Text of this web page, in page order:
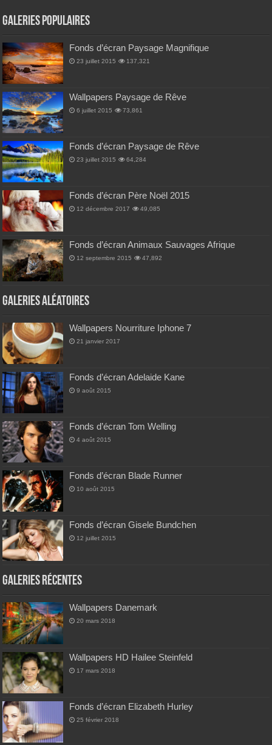
Galeries Populaires
Fonds d’écran Paysage Magnifique
23 juillet 2015 137,321
Wallpapers Paysage de Rêve
6 juillet 2015 73,861
Fonds d’écran Paysage de Rêve
23 juillet 2015 64,284
Fonds d’écran Père Noël 2015
12 décembre 2017 49,085
Fonds d’écran Animaux Sauvages Afrique
12 septembre 2015 47,892
Galeries Aléatoires
Wallpapers Nourriture Iphone 7
21 janvier 2017
Fonds d’écran Adelaide Kane
9 août 2015
Fonds d’écran Tom Welling
4 août 2015
Fonds d’écran Blade Runner
10 août 2015
Fonds d’écran Gisele Bundchen
12 juillet 2015
Galeries Récentes
Wallpapers Danemark
20 mars 2018
Wallpapers HD Hailee Steinfeld
17 mars 2018
Fonds d’écran Elizabeth Hurley
25 février 2018